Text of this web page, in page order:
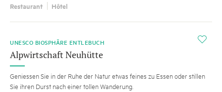
Restaurant Hôtel
i
UNESCO BIOSPHÄRE ENTLEBUCH
Alpwirtschaft Neuhütte
Geniessen Sie in der Ruhe der Natur etwas feines zu Essen oder stillen
Sie ihren Durst nach einer tollen Wanderung.